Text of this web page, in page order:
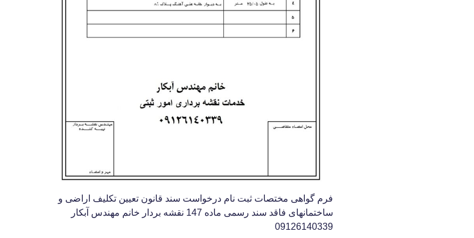
فرم گواهی مختصات ثبت نام درخواست سند قانون تعیین تکلیف اراضی و
ساختمانهای فاقد سند رسمی ماده 147 نقشه بردار خانم مهندس آبکار
09126140339